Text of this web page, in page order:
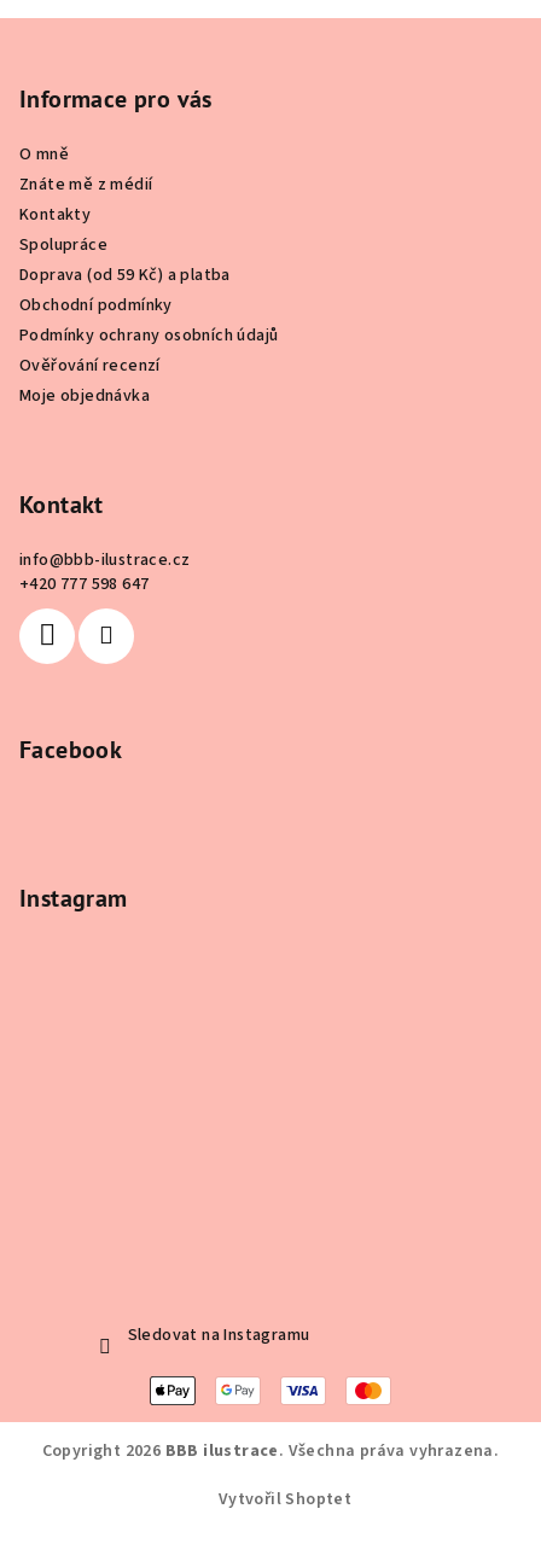
Informace pro vás
O mně
Znáte mě z médií
Kontakty
Spolupráce
Doprava (od 59 Kč) a platba
Obchodní podmínky
Podmínky ochrany osobních údajů
Ověřování recenzí
Moje objednávka
Kontakt
info@bbb-ilustrace.cz
+420 777 598 647
Facebook
Instagram
Sledovat na Instagramu
Copyright 2026 BBB ilustrace. Všechna práva vyhrazena.
Vytvořil Shoptet